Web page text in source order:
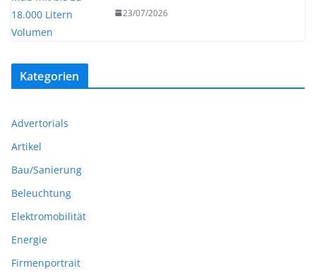
23/07/2026
Kategorien
Advertorials
Artikel
Bau/Sanierung
Beleuchtung
Elektromobilität
Energie
Firmenportrait